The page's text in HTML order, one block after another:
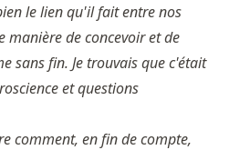
le lien qu'il fait entre nos
manière de concevoir et de
sans fin. Je trouvais que c'était
et questions
comment, en fin de compte,